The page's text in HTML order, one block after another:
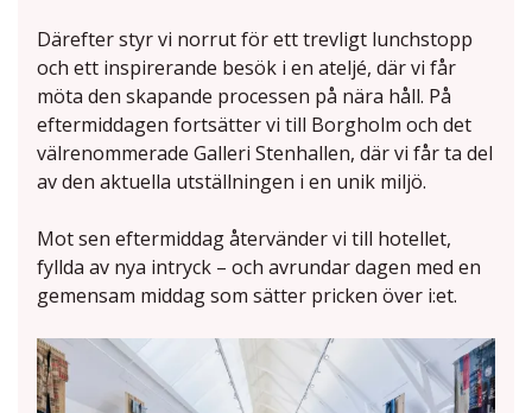
Därefter styr vi norrut för ett trevligt lunchstopp
och ett inspirerande besök i en ateljé, där vi får
möta den skapande processen på nära håll. På
eftermiddagen fortsätter vi till Borgholm och det
välrenommerade Galleri Stenhallen, där vi får ta del
av den aktuella utställningen i en unik miljö.
Mot sen eftermiddag återvänder vi till hotellet,
fyllda av nya intryck – och avrundar dagen med en
gemensam middag som sätter pricken över i:et.